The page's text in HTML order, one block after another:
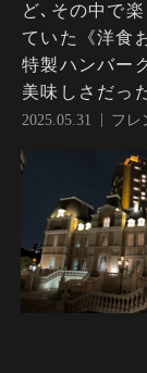
ど､その中で
ていた《洋食
特製ハンバー
美味しさだっ
2025.05.31 フレ